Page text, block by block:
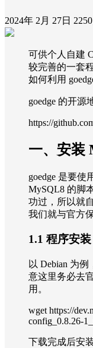
2024年 2月 27日
可供个人自建
较完善的一套
如何利用
goedge 的开源
https://
一、安装
goedge 是要使
MySQL8 的脚
功过，所以就
我们就与官方
1.1 程序安装
以 Debian 为
意这里务必去
用。
wget https://
config_0.8.26-
下载完成后安